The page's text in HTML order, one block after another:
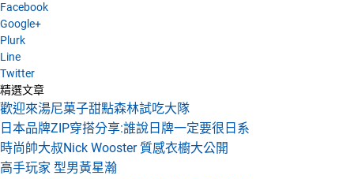
Facebook
Google+
Plurk
Line
Twitter
精選文章
歡迎來湯尼菓子甜點森林試吃大隊
日本品牌ZIP穿搭分享:誰說日牌一定要很日系
時尚帥大叔Nick Wooster 質感衣櫥大公開
高手玩家 型男黃星瀚